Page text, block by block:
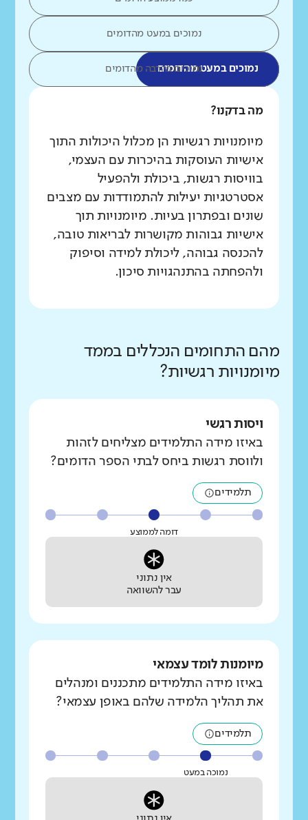
נמוכים במעט מהדומים
נמוכים במעט מהדומיםנמוכים בהרבה מהדומים
מה בדקנו?
מיומנויות רגשיות הן מכלול היכולות התוך
אישיות העוסקות בהיכרות עם העצמי,
בוויסות רגשות, ביכולת ולהפעיל
אסטרטגיות יעילות להתמודדות עם מצבים
שונים ובפתרון בעיות. מיומנויות תוך
אישיות גבוהות מקושרות לבריאות טובה,
להכנסה גבוהה, ליכולת למידה וסיפוק
ולהפחתה בהתנהגויות סיכון.
מהם התחומים הנכללים בממד
מיומנויות רגשיות?
ויסות רגשי
באיזו מידה התלמידים מצליחים לזהות
ולווסת רגשות ביחס לבתי הספר הדומים?
תלמידים
דומה לממוצע
אין נתוני
עבר להשוואה
מיומנות לומד עצמאי
באיזו מידה התלמידים מתכננים ומנהלים
את תהליך הלמידה שלהם באופן עצמאי?
תלמידים
נמוכה במעט